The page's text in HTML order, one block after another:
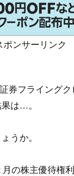
ポンサーリンク
券フライング
は…。
うか。
の株主優待権